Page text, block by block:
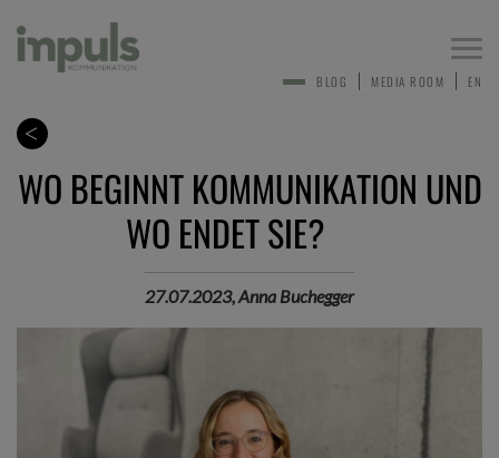
EN
MEDIA ROOM
BLOG
WO BEGINNT KOMMUNIKATION UND
WO ENDET SIE?
27.07.2023, Anna Buchegger